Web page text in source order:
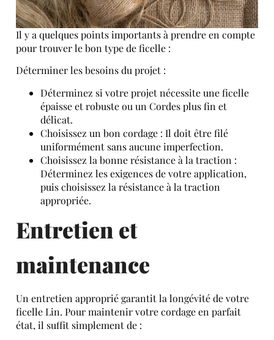
Il y a quelques points importants à prendre en compte
pour trouver le bon type de ficelle :
Déterminer les besoins du projet :
Déterminez si votre projet nécessite une ficelle
épaisse et robuste ou un Cordes plus fin et
délicat.
Choisissez un bon cordage : Il doit être filé
uniformément sans aucune imperfection.
Choisissez la bonne résistance à la traction :
Déterminez les exigences de votre application,
puis choisissez la résistance à la traction
appropriée.
Entretien et
maintenance
Un entretien approprié garantit la longévité de votre
ficelle Lin. Pour maintenir votre cordage en parfait
état, il suffit simplement de :